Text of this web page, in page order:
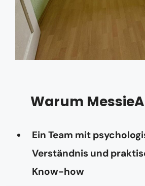
Warum
Ein Team mit
Verständnis und
Know-how